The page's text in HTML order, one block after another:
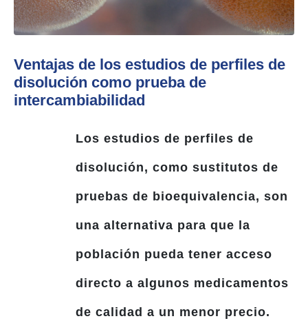
Ventajas de los estudios de perfiles de
disolución como prueba de
intercambiabilidad
Los estudios de perfiles de
disolución, como sustitutos de
pruebas de bioequivalencia, son
una alternativa para que la
población pueda tener acceso
directo a algunos medicamentos
de calidad a un menor precio.